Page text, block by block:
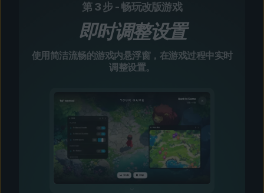
第 3 步 - 畅玩改版游戏
即时调整设置
使用简洁流畅的游戏内悬浮窗，在游戏过程中实时
调整设置。